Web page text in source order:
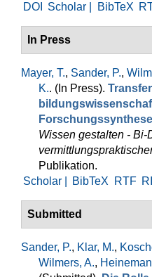
DOI
Scholar | BibTeX
In Press
Mayer, T., Sander, P.,
K.. (In Press).
Wissen gestalten - Bi-
Publikation.
Scholar |
BibTeX RTF
Submitted
Sander, P., Klar, M.,
Wilmers, A.,